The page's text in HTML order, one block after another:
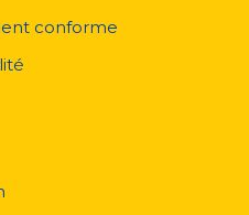
conforme